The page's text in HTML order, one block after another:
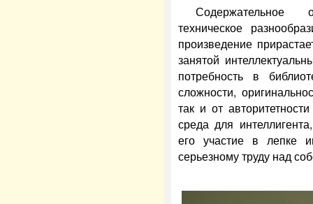
Содержательное
техническое
произведение
занятой
потребность в
сложности,
так и от
среда для
его участие в лепке
серьезному труду над